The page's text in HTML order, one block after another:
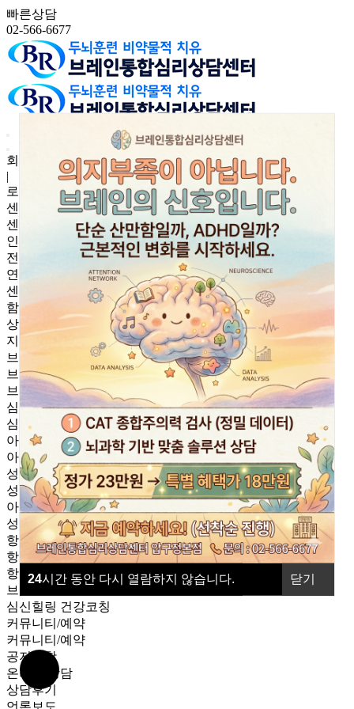
24시간 동안 다시 열람하지 않습니다. 닫기
빠른상담
02-566-6677
회원가입
|
로그인
센터소개
센터소개
인사말
전문가소개
연구논문
센터전경
함께하는 단체
상담안내
지점안내
브레인통합상담이란
브레인통합상담이란
브레인통합상담이란
심리상담/프로그램
심리상담/프로그램
아동,청소년 검사
아동/청소년 상담
성인검사
성인상담
아동 프로그램
성인 프로그램
항노화
항노화
항노화 프로그램
브레인마스터 프로그램
심신힐링 건강코칭
커뮤니티/예약
커뮤니티/예약
공지사항
온라인 상담
상담후기
언론보도